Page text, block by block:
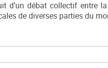
d’un débat collectif entre la
de diverses parties du